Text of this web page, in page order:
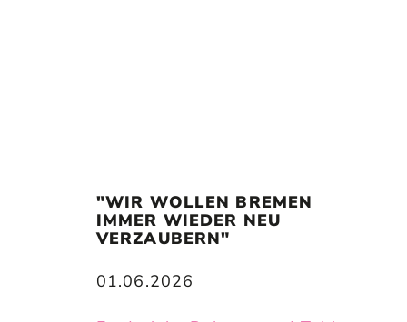
"WIR WOLLEN BREMEN
IMMER WIEDER NEU
VERZAUBERN"
01.06.2026